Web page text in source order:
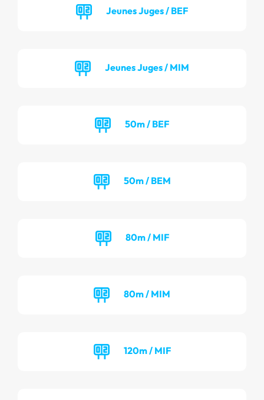
Jeunes Juges / BEF
Jeunes Juges / MIM
50m / BEF
50m / BEM
80m / MIF
80m / MIM
120m / MIF